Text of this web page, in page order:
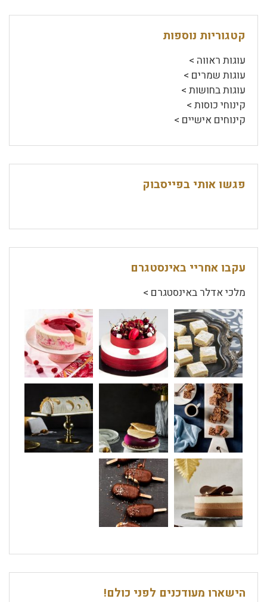
קטגוריות נוספות
עוגות ראווה >
עוגות שמרים >
עוגות בחושות >
קינוחי כוסות >
קינוחים אישיים >
פגשו אותי בפייסבוק
עקבו אחריי באינסטגרם
מלכי אדלר באינסטגרם >
הישארו מעודכנים לפני כולם!